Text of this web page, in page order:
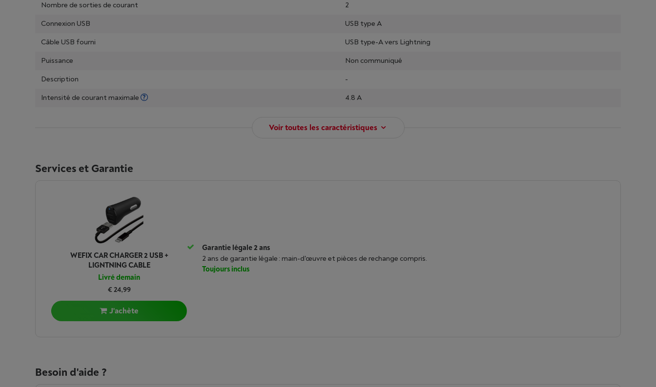
Nombre de sorties de courant
2
Connexion USB
USB type A
Câble USB fourni
USB type-A vers Lightning
Puissance
Non communiqué
Description
-
Intensité de courant maximale
4.8 A
Voir toutes les caractéristiques
Services et Garantie
WEFIX CAR CHARGER 2 USB +
LIGNTNING CABLE
Livré demain
€ 24,99
J'achète
Garantie légale 2 ans
2 ans de garantie légale : main-d'œuvre et pièces de rechange compris.
Toujours inclus
Besoin d'aide ?